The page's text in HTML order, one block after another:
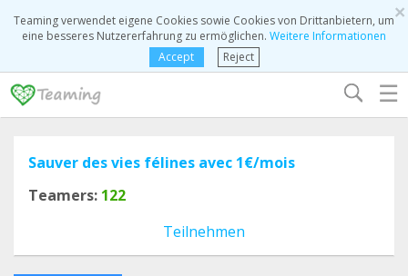
×
Teaming verwendet eigene Cookies sowie Cookies von Drittanbietern, um
eine besseres Nutzererfahrung zu ermöglichen. Weitere Informationen
Accept
Reject
☰
Sauver des vies félines avec 1€/mois
Teamers: 122
Teilnehmen